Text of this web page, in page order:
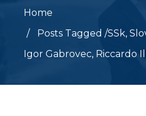
Home
Posts Tagged /SSk,
Igor Gabrovec, Riccardo